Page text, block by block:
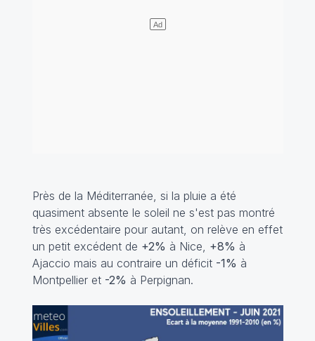
Près de la Méditerranée, si la pluie a été
quasiment absente le soleil ne s'est pas montré
très excédentaire pour autant, on relève en effet
un petit excédent de +2% à Nice, +8% à
Ajaccio mais au contraire un déficit -1% à
Montpellier et -2% à Perpignan.